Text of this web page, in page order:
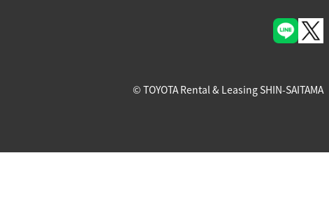
© TOYOTA Rental & Leasing SHIN-SAITAMA